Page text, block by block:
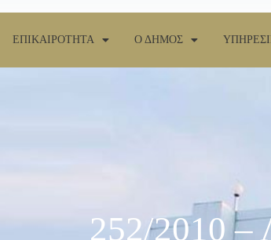
ΕΠΙΚΑΙΡΟΤΗΤΑ Ο ΔΗΜΟΣ
252/2010 –